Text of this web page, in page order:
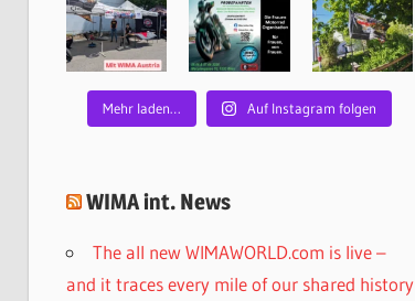
Mehr laden… Auf Instagram folgen
WIMA int. News
The all new WIMAWORLD.com is live –
and it traces every mile of our shared history